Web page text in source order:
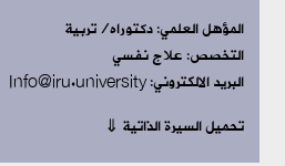
المؤهل العلمي: دكتوراه/تربية
التخصص: علاج نفسي
البريد الالكتروني: Info@iru.university
تحميل السيرة الذاتية ⇓